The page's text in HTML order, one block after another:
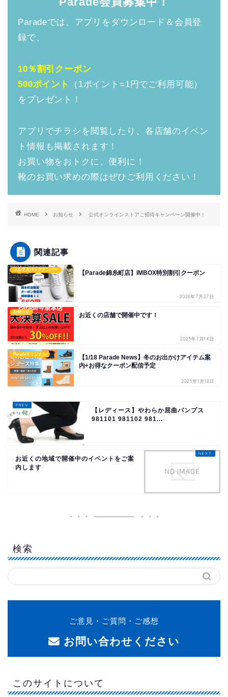
Paradeでは、アプリをダウンロード＆会員登
録で、
10％割引クーポン
500ポイント
（1ポイント=1円でご利用可能）
をプレゼント！
アプリでチラシを閲覧したり、各店舗のイベン
ト情報も掲載されます！
お買い物をおトクに、便利に！
靴のお買い求めの際はぜひご利用ください！
HOME お知らせ 公式オンラインストアご招待キャンペーン開催中！
関連記事
メルマガバックナンバー 【Parade錦糸町店】IMBOX特別割引クーポン
2026年7月27日
お知らせ お近くの店舗で開催中です！
2023年7月14日
Paradeオリジナル
【1/18 Parade News】冬のお出かけアイテム案
内+お得なクーポン配信予定
2025年1月18日
【レディース】やわらか屈曲パンプス
981101 981102 981...
お近くの地域で開催中のイベントをご案
内します
検索
ご意見・ご質問・ご感想
お問い合わせください
このサイトについて